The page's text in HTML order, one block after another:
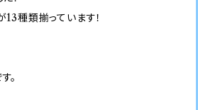
種類揃っています！
。